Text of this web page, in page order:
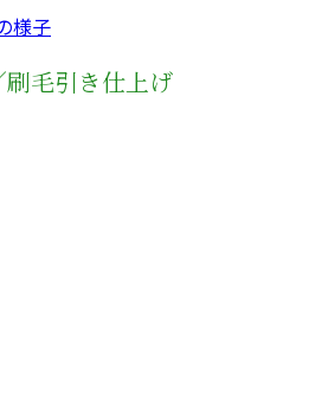
様子
刷毛引き仕上げ